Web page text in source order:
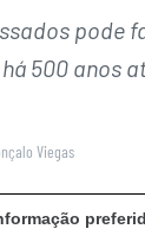
500 anos
Viegas